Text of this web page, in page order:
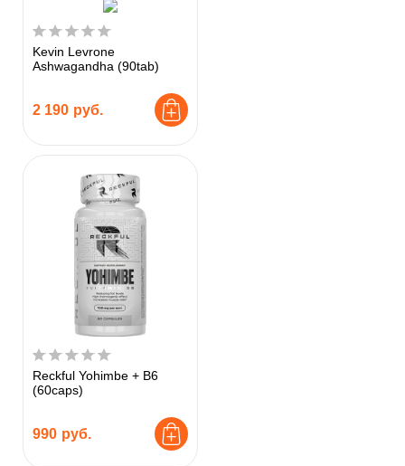
Kevin Levrone
Ashwagandha (90tab)
2 190 руб.
Reckful Yohimbe + B6
(60caps)
990 руб.